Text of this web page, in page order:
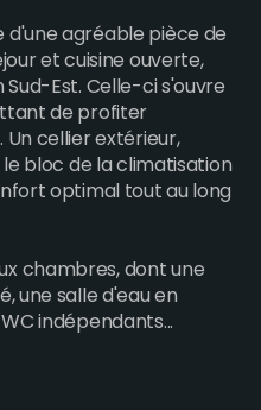
d'une agréable pièce de
et cuisine ouverte,
Est. Celle-ci s'ouvre
de profiter
cellier extérieur,
bloc de la climatisation
optimal tout au long
chambres, dont une
une salle d'eau en
indépendants...